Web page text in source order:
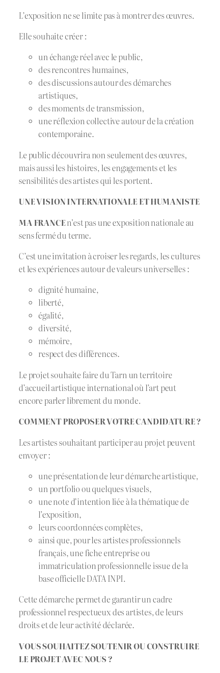
L’exposition ne se limite pas à montrer des œuvres.
Elle souhaite créer :
un échange réel avec le public,
des rencontres humaines,
des discussions autour des démarches
artistiques,
des moments de transmission,
une réflexion collective autour de la création
contemporaine.
Le public découvrira non seulement des œuvres,
mais aussi les histoires, les engagements et les
sensibilités des artistes qui les portent.
UNE VISION INTERNATIONALE ET HUMANISTE
MA FRANCEn’est pas une exposition nationale au
sens fermé du terme.
C’est une invitation à croiser les regards, les cultures
et les expériences autour de valeurs universelles :
dignité humaine,
liberté,
égalité,
diversité,
mémoire,
respect des différences.
Le projet souhaite faire du Tarn un territoire
d’accueil artistique international où l’art peut
encore parler librement du monde.
COMMENT PROPOSER VOTRE CANDIDATURE ?
Les artistes souhaitant participer au projet peuvent
envoyer :
une présentation de leur démarche artistique,
un portfolio ou quelques visuels,
une note d’intention liée à la thématique de
l’exposition,
leurs coordonnées complètes,
ainsi que, pour les artistes professionnels
français, une fiche entreprise ou
immatriculation professionnelle issue de la
base officielle DATA INPI.
Cette démarche permet de garantir un cadre
professionnel respectueux des artistes, de leurs
droits et de leur activité déclarée.
VOUS SOUHAITEZ SOUTENIR OU CONSTRUIRE
LE PROJET AVEC NOUS ?